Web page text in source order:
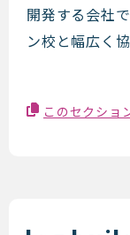
開発する会社
ン校と幅広く
このセクショ